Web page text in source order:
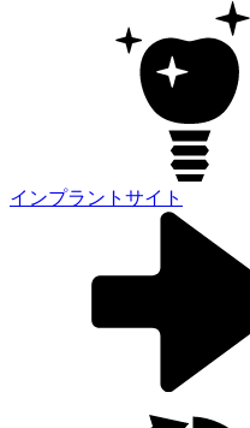
インプラントサイト